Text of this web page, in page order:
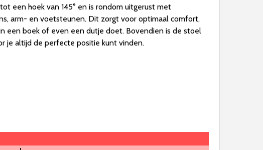
een hoek van 145° en is rondom uitgerust met
arm- en voetsteunen. Dit zorgt voor optimaal comfort,
een boek of even een dutje doet. Bovendien is de stoel
je altijd de perfecte positie kunt vinden.